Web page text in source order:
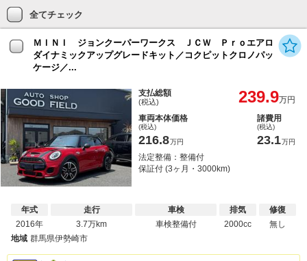
全てチェック
ＭＩＮＩ ジョンクーパーワークス ＪＣＷ Ｐｒｏエアロ
ダイナミックアップグレードキット／コクピットクロノパッ
ケージ／...
支払総額
(税込) 239.9万円
車両本体価格
(税込)
216.8万円
諸費用
(税込)
23.1万円
法定整備：整備付
保証付 (3ヶ月・3000km)
年式
2016年
走行
3.7万km
車検
車検整備付
排気
2000cc
修復
無し
地域 群馬県伊勢崎市